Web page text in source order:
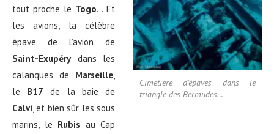
Cimetière d’épaves dans le
triangle des Bermudes…
tout proche le Togo… Et
les avions, la célèbre
épave de l’avion de
Saint-Exupérydans les
calanques de Marseille,
le B17 de la baie de
Calvi, et bien sûr les sous
marins, le Rubis au Cap